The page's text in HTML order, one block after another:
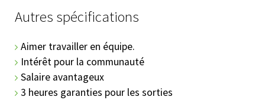
Autres spécifications
Aimer travailler en équipe.
Intérêt pour la communauté
Salaire avantageux
3 heures garanties pour les sorties